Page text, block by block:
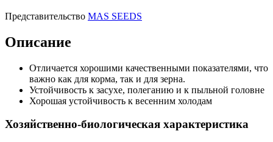
Представительство MAS SEEDS
Описание
Отличается хорошими качественными показателями, что
важно как для корма, так и для зерна.
Устойчивость к засухе, полеганию и к пыльной головне
Хорошая устойчивость к весенним холодам
Хозяйственно-биологическая характеристика